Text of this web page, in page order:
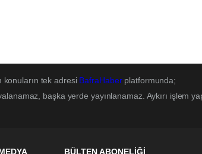
tek adresi BafraHaberplatformunda;
başka yerde yayınlanamaz. Aykırı işlem
BÜLTEN ABONELİĞİ